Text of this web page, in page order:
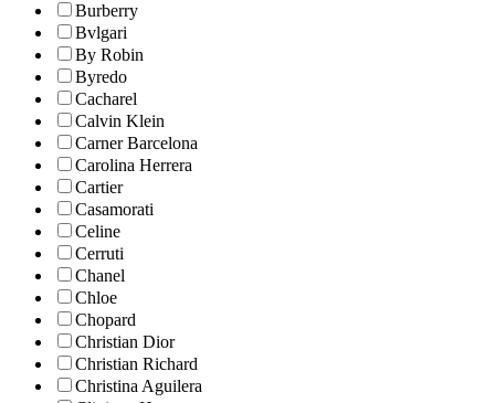
Burberry
Bvlgari
By Robin
Byredo
Cacharel
Calvin Klein
Carner Barcelona
Carolina Herrera
Cartier
Casamorati
Celine
Cerruti
Chanel
Chloe
Chopard
Christian Dior
Christian Richard
Christina Aguilera